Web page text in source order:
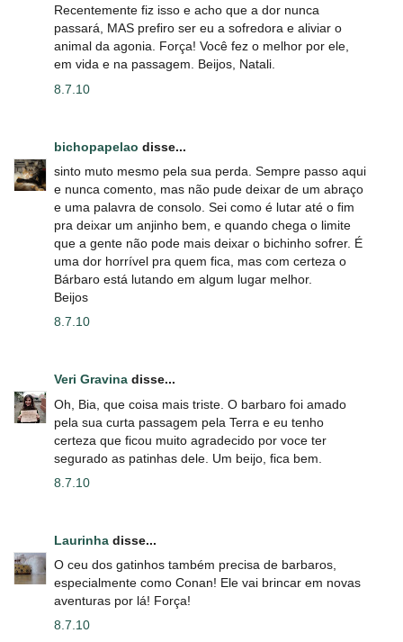
Recentemente fiz isso e acho que a dor nunca
passará, MAS prefiro ser eu a sofredora e aliviar o
animal da agonia. Força! Você fez o melhor por ele,
em vida e na passagem. Beijos, Natali.
8.7.10
bichopapelao disse...
sinto muto mesmo pela sua perda. Sempre passo aqui
e nunca comento, mas não pude deixar de um abraço
e uma palavra de consolo. Sei como é lutar até o fim
pra deixar um anjinho bem, e quando chega o limite
que a gente não pode mais deixar o bichinho sofrer. É
uma dor horrível pra quem fica, mas com certeza o
Bárbaro está lutando em algum lugar melhor.
Beijos
8.7.10
Veri Gravina disse...
Oh, Bia, que coisa mais triste. O barbaro foi amado
pela sua curta passagem pela Terra e eu tenho
certeza que ficou muito agradecido por voce ter
segurado as patinhas dele. Um beijo, fica bem.
8.7.10
Laurinha disse...
O ceu dos gatinhos também precisa de barbaros,
especialmente como Conan! Ele vai brincar em novas
aventuras por lá! Força!
8.7.10